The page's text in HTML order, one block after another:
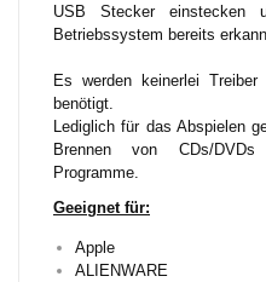
USB Stecker einstecken
Betriebssystem bereits
Es werden keinerlei Treiber
benötigt.
Lediglich für das Abspielen
Brennen von CDs/
Programme.
Geeignet für:
Apple
ALIENWARE